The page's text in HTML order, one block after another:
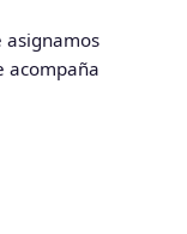
asignamos
acompaña